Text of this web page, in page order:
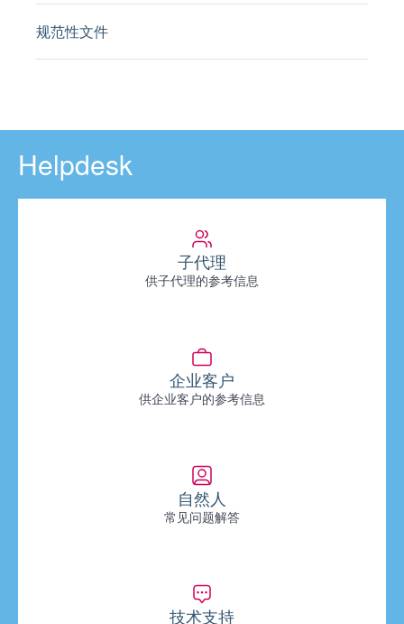
规范性文件
Helpdesk
子代理
供子代理的参考信息
企业客户
供企业客户的参考信息
自然人
常见问题解答
技术支持